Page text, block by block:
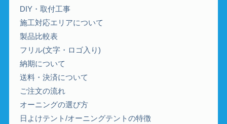
DIY・取付工事
施工対応エリアについて
製品比較表
フリル(文字・ロゴ入り)
納期について
送料・決済について
ご注文の流れ
オーニングの選び方
日よけテント/オーニングテントの特徴